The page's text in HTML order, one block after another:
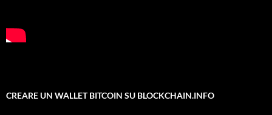
CREARE UN WALLET BITCOIN SU BLOCKCHAIN.INFO